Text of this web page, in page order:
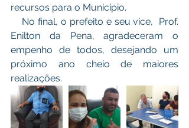
recursos para o Município.
Enilton da Pena, agradeceram o
empenho de todos, desejando um
próximo ano cheio de maiores
realizações.